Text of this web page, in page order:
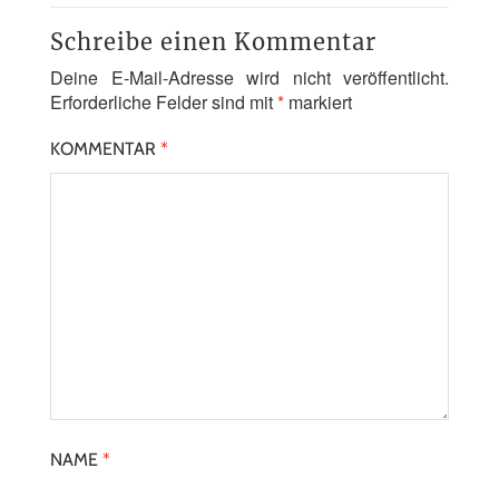
Schreibe einen Kommentar
Deine E-Mail-Adresse wird nicht veröffentlicht.
Erforderliche Felder sind mit* markiert
KOMMENTAR *
NAME *